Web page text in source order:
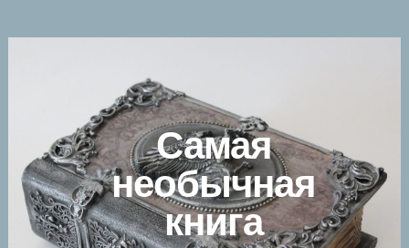
Самая
необычная
книга